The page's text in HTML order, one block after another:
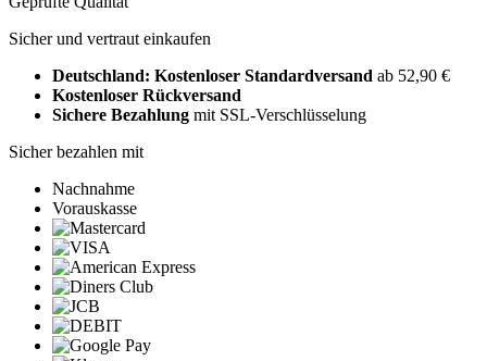
Sicher und vertraut einkaufen
Deutschland: Kostenloser Standardversand ab 52,90 €
Kostenloser Rückversand
Sichere Bezahlung mit SSL-Verschlüsselung
Sicher bezahlen mit
Nachnahme
Vorauskasse